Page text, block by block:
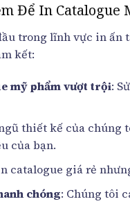
Để In Catalogue
trong lĩnh vực in
kết:
mỹ phẩm vượt trội:
thiết kế của chúng
của bạn.
catalogue giá rẻ
chóng: Chúng tôi